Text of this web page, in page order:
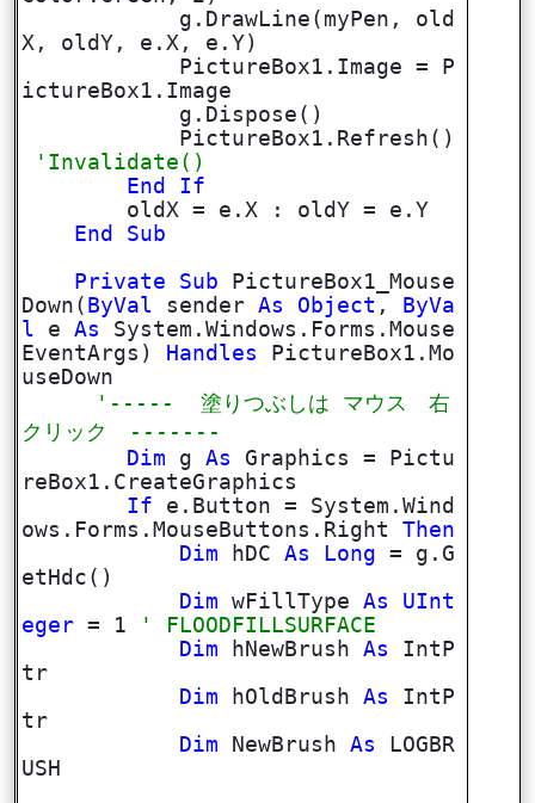
g.DrawLine(myPen, old
X, oldY, e.X, e.Y)
PictureBox1.Image = P
ictureBox1.Image
g.Dispose()
PictureBox1.Refresh()
'Invalidate()
End
If
oldX = e.X : oldY = e.Y
End
Sub
Private
Sub PictureBox1_Mouse
Down( ByVal senderAs Object ,
ByVa
l eAs
System.Windows.Forms.Mouse
EventArgs)
Handles
PictureBox1.Mo
useDown
'----- 塗りつぶしは マウス 右
クリック -------
Dim gAs
Graphics = Pictu
reBox1.CreateGraphics
If e.Button = System.Wind
ows.Forms.MouseButtons.RightThen
Dim hDCAs Long = g.G
etHdc()
Dim wFillTypeAs
UInt
eger = 1
' FLOODFILLSURFACE
Dim hNewBrushAs
IntP
tr
Dim hOldBrushAs
IntP
tr
Dim NewBrushAs
LOGBR
USH